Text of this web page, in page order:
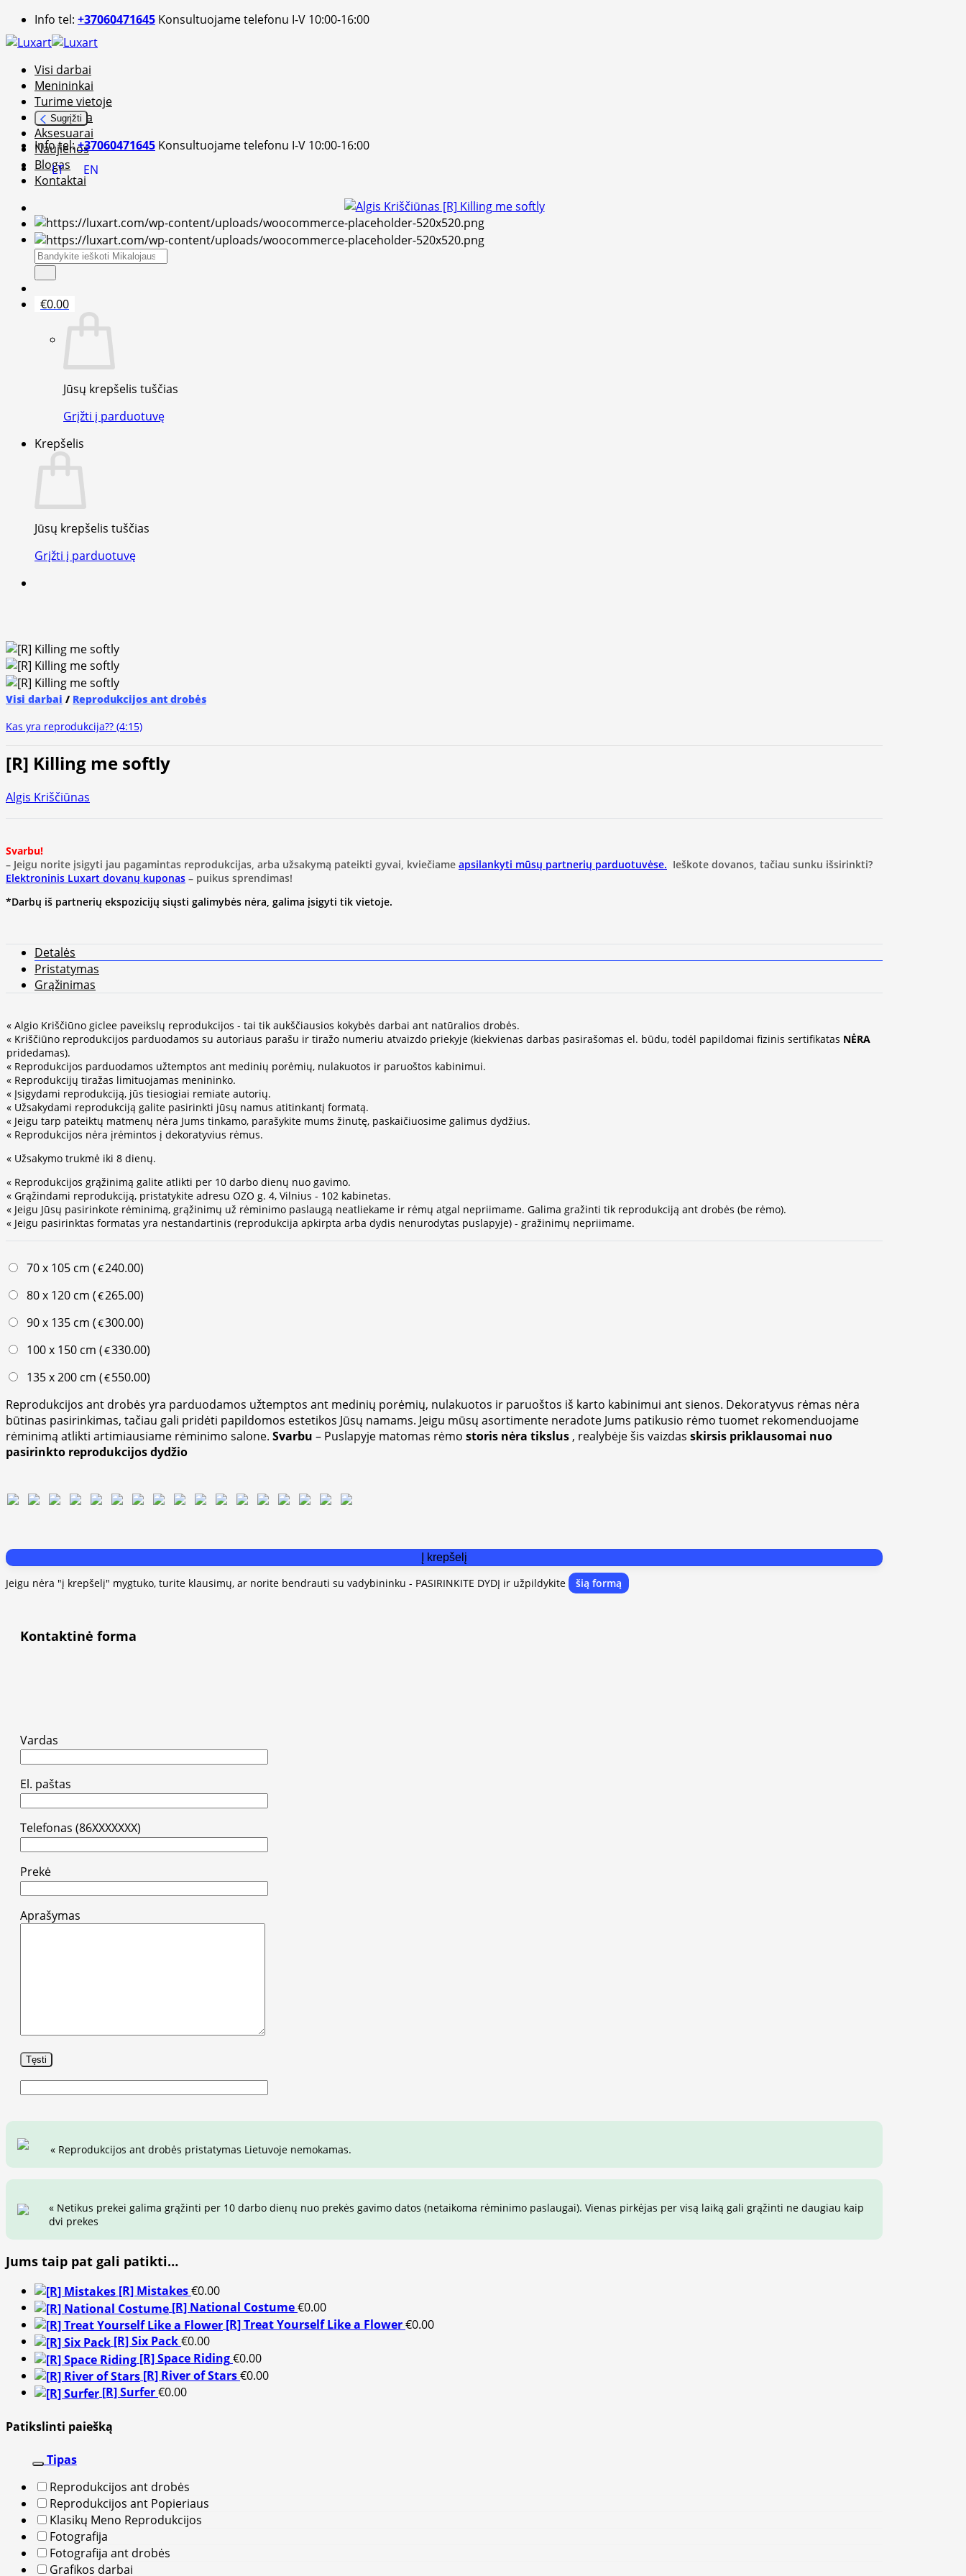
Skip
to
content
Info tel: +37060471645 Konsultuojame telefonu I-V 10:00-16:00
Visi darbai
Menininkai
Turime vietoje
Fotografija
Aksesuarai
Naujienos
Blogas
Kontaktai
Ieškoti:
€0.00
Jūsų krepšelis tuščias
Grįžti į parduotuvę
Krepšelis
Jūsų krepšelis tuščias
Grįžti į parduotuvę
Sugrįžti
Info tel:+37060471645 Konsultuojame telefonu I-V 10:00-16:00
LT
EN
Visi darbai / Reprodukcijos ant drobės
Kas yra reprodukcija?? (4:15)
[R] Killing me softly
Algis Kriščiūnas
Svarbu!
– Jeigu norite įsigyti jau pagamintas reprodukcijas, arba užsakymą pateikti gyvai, kviečiame apsilankyti mūsų partnerių parduotuvėse. Ieškote dovanos, tačiau sunku išsirinkti?
Elektroninis Luxart dovanų kuponas – puikus sprendimas!
*Darbų iš partnerių ekspozicijų siųsti galimybės nėra, galima įsigyti tik vietoje.
Detalės
Pristatymas
Grąžinimas
« Algio Kriščiūno giclee paveikslų reprodukcijos - tai tik aukščiausios kokybės darbai ant natūralios drobės.
« Kriščiūno reprodukcijos parduodamos su autoriaus parašu ir tiražo numeriu atvaizdo priekyje (kiekvienas darbas pasirašomas el. būdu, todėl papildomai fizinis sertifikatas NĖRA
pridedamas).
« Reprodukcijos parduodamos užtemptos ant medinių porėmių, nulakuotos ir paruoštos kabinimui.
« Reprodukcijų tiražas limituojamas menininko.
« Įsigydami reprodukciją, jūs tiesiogiai remiate autorių.
« Užsakydami reprodukciją galite pasirinkti jūsų namus atitinkantį formatą.
« Jeigu tarp pateiktų matmenų nėra Jums tinkamo, parašykite mums žinutę, paskaičiuosime galimus dydžius.
« Reprodukcijos nėra įrėmintos į dekoratyvius rėmus.
« Užsakymo trukmė iki 8 dienų.
« Reprodukcijos grąžinimą galite atlikti per 10 darbo dienų nuo gavimo.
« Grąžindami reprodukciją, pristatykite adresu OZO g. 4, Vilnius - 102 kabinetas.
« Jeigu Jūsų pasirinkote rėminimą, grąžinimų už rėminimo paslaugą neatliekame ir rėmų atgal nepriimame. Galima gražinti tik reprodukciją ant drobės (be rėmo).
« Jeigu pasirinktas formatas yra nestandartinis (reprodukcija apkirpta arba dydis nenurodytas puslapyje) - gražinimų nepriimame.
70 x 105 cm (€240.00)
80 x 120 cm (€265.00)
90 x 135 cm (€300.00)
100 x 150 cm (€330.00)
135 x 200 cm (€550.00)
Reprodukcijos ant drobės yra parduodamos užtemptos ant medinių porėmių, nulakuotos ir paruoštos iš karto kabinimui ant sienos. Dekoratyvus rėmas nėra
būtinas pasirinkimas, tačiau gali pridėti papildomos estetikos Jūsų namams. Jeigu mūsų asortimente neradote Jums patikusio rėmo tuomet rekomenduojame
rėminimą atlikti artimiausiame rėminimo salone. Svarbu – Puslapyje matomas rėmo storis nėra tikslus , realybėje šis vaizdas skirsis priklausomai nuo
pasirinkto reprodukcijos dydžio
Į krepšelį
Jeigu nėra "į krepšelį" mygtuko, turite klausimų, ar norite bendrauti su vadybininku - PASIRINKITE DYDĮ ir užpildykite šią formą
Kontaktinė forma
Vardas
El. paštas
Telefonas (86XXXXXXX)
Prekė
Aprašymas
« Reprodukcijos ant drobės pristatymas Lietuvoje nemokamas.
« Netikus prekei galima grąžinti per 10 darbo dienų nuo prekės gavimo datos (netaikoma rėminimo paslaugai). Vienas pirkėjas per visą laiką gali grąžinti ne daugiau kaip
dvi prekes
Jums taip pat gali patikti…
[R] Mistakes€0.00
[R] National Costume€0.00
[R] Treat Yourself Like a Flower€0.00
[R] Six Pack€0.00
[R] Space Riding€0.00
[R] River of Stars€0.00
[R] Surfer€0.00
Patikslinti paiešką
Tipas
Reprodukcijos ant drobės
Reprodukcijos ant Popieriaus
Klasikų Meno Reprodukcijos
Fotografija
Fotografija ant drobės
Grafikos darbai